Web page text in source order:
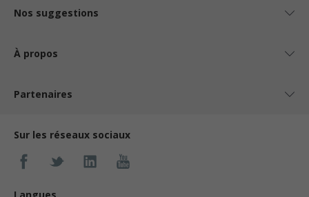
Nos suggestions
À propos
Partenaires
Sur les réseaux sociaux